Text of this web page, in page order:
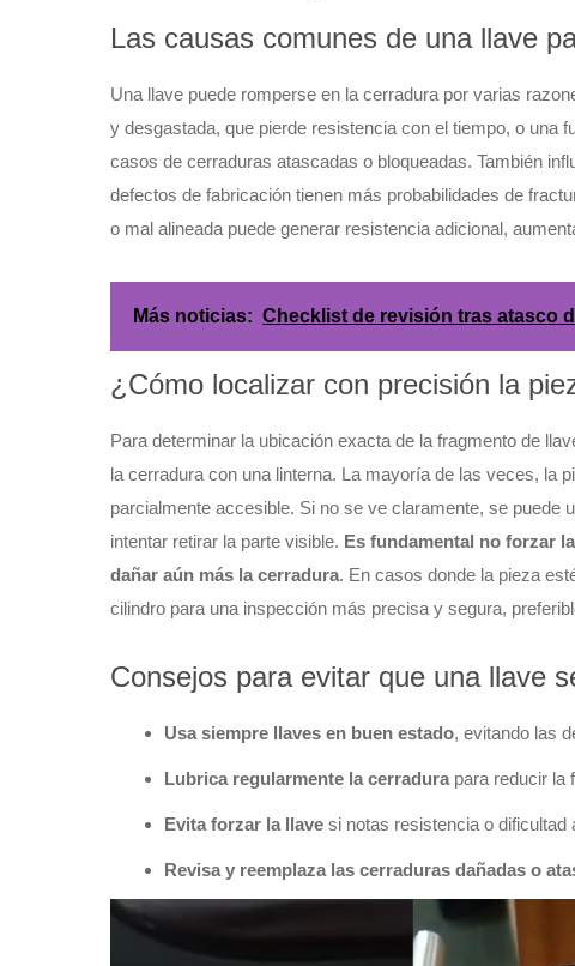
Las causas comunes de una llave
Una llave puede romperse en la cerradura por varias
y desgastada, que pierde resistencia con el tiempo, o una
casos de cerraduras atascadas o bloqueadas. También
defectos de fabricación tienen más probabilidades de
o mal alineada puede generar resistencia adicional,
Más noticias: Checklist de revisión tras atasco
¿Cómo localizar con precisión la
Para determinar la ubicación exacta de la fragmento de
la cerradura con una linterna. La mayoría de las veces, la
parcialmente accesible. Si no se ve claramente, se puede
intentar retirar la parte visible. Es fundamental no forzar
dañar aún más la cerradura. En casos donde la pieza
cilindro para una inspección más precisa y segura,
Consejos para evitar que una llave
Usa siempre llaves en buen estado, evitando las
Lubrica regularmente la cerradura para reducir la
Evita forzar la llave si notas resistencia o dificultad
Revisa y reemplaza las cerraduras dañadas o